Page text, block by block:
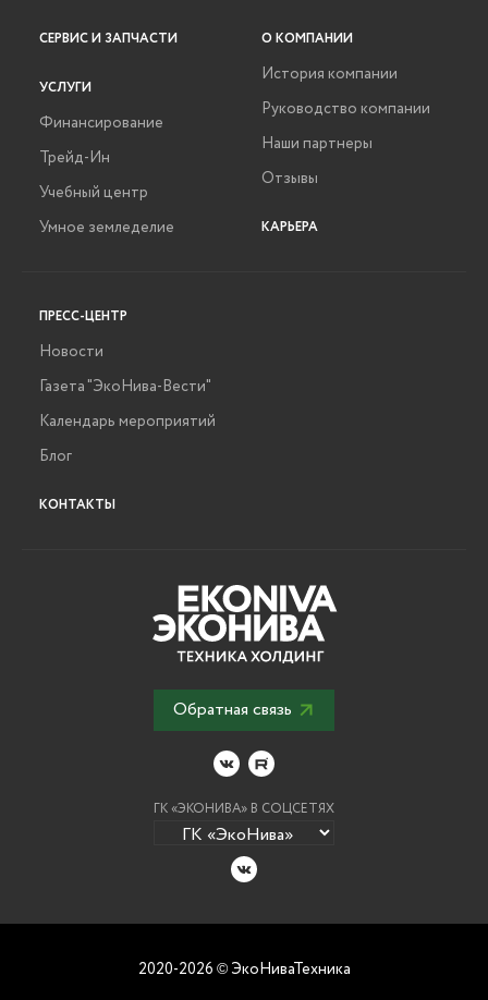
СЕРВИС И ЗАПЧАСТИ
УСЛУГИ
Финансирование
Трейд-Ин
Учебный центр
Умное земледелие
О КОМПАНИИ
История компании
Руководство компании
Наши партнеры
Отзывы
КАРЬЕРА
ПРЕСС-ЦЕНТР
Новости
Газета "ЭкоНива-Вести"
Календарь мероприятий
Блог
КОНТАКТЫ
Обратная связь
ГК «ЭКОНИВА» В СОЦСЕТЯХ
2020-2026 ©ЭкоНиваТехника